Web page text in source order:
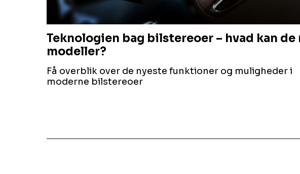
Teknologien bag bilstereoer – hvad kan de
modeller?
Få overblik over de nyeste funktioner og muligheder i
moderne bilstereoer